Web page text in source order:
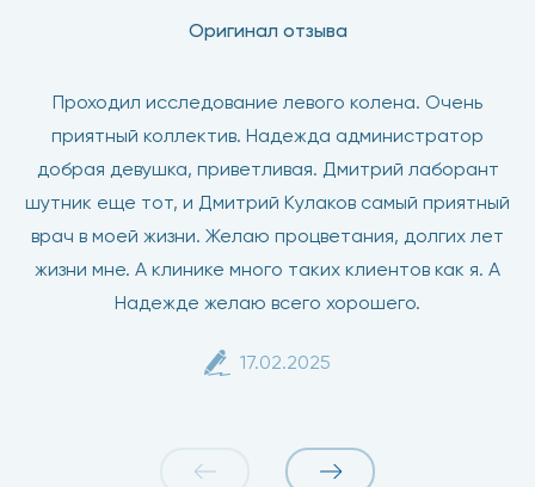
Оригинал отзыва
Проходил исследование левого колена. Очень
приятный коллектив. Надежда администратор
добрая девушка, приветливая. Дмитрий лаборант
шутник еще тот, и Дмитрий Кулаков самый приятный
врач в моей жизни. Желаю процветания, долгих лет
жизни мне. А клинике много таких клиентов как я. А
Надежде желаю всего хорошего.
17.02.2025